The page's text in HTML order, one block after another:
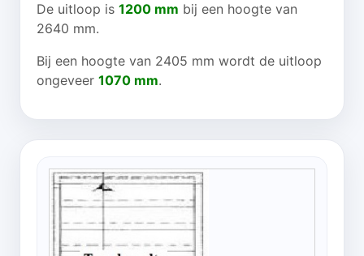
De uitloop is 1200 mm bij een hoogte van
2640 mm.
Bij een hoogte van 2405 mm wordt de uitloop
ongeveer 1070 mm.